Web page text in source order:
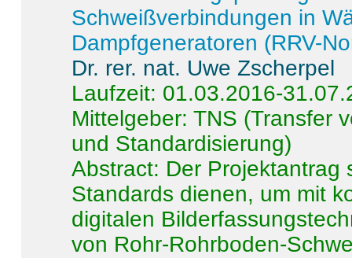
Schweißverbindungen in
Dampfgeneratoren (RRV-
Dr. rer. nat. Uwe Zscherpel
Laufzeit: 01.03.2016-
Mittelgeber: TNS (Transfer
und Standardisierung)
Abstract: Der Projektantrag
Standards dienen, um mit
digitalen
von Rohr-Rohrboden-